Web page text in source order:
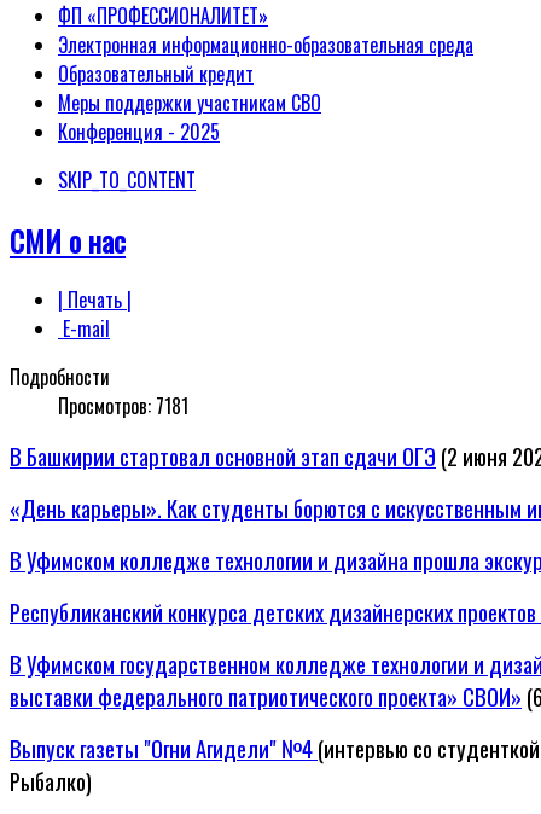
ФП «ПРОФЕССИОНАЛИТЕТ»
Электронная информационно-образовательная среда
Образовательный кредит
Меры поддержки участникам СВО
Конференция - 2025
SKIP_TO_CONTENT
СМИ о нас
| Печать |
E-mail
Подробности
Просмотров: 7181
В Башкирии стартовал основной этап сдачи ОГЭ (2 июня
«День карьеры». Как студенты борются с искусственным
В Уфимском колледже технологии и дизайна прошла
Республиканский конкурса детских дизайнерских
В Уфимском государственном колледже технологии и
выставки федерального патриотического проекта» СВОИ»
Выпуск газеты "Огни Агидели" №4(интервью со
Рыбалко)